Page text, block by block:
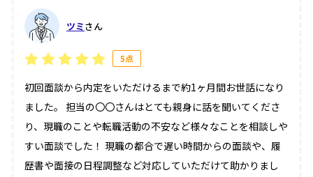
ツミさん
5点
初回面談から内定をいただけるまで約1ヶ月間お世話になり
ました。 担当の〇〇さんはとても親身に話を聞いてくださ
り、現職のことや転職活動の不安など様々なことを相談しや
すい面談でした！ 現職の都合で遅い時間からの面談や、履
歴書や面接の日程調整など対応していただけて助かりまし